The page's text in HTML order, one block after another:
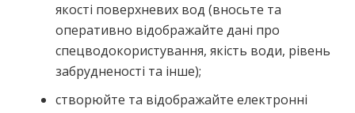
якості поверхневих вод (вносьте та
оперативно відображайте дані про
спецводокористування, якість води, рівень
забрудненості та інше);
створюйте та відображайте електронні